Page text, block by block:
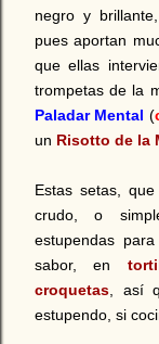
negro y
pues aportan
que ellas
trompetas de la
Paladar Mental (
un Risotto de la
Estas setas,
crudo, o
estupendas
sabor,en
croquetas
así
estupendo, si